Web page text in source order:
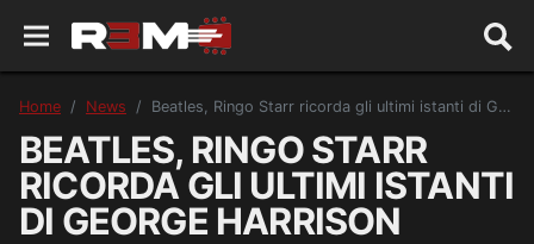
Home News Beatles, Ringo Starr ricorda gli ultimi istanti di George Harrison
BEATLES, RINGO STARR
RICORDA GLI ULTIMI ISTANTI
DI GEORGE HARRISON